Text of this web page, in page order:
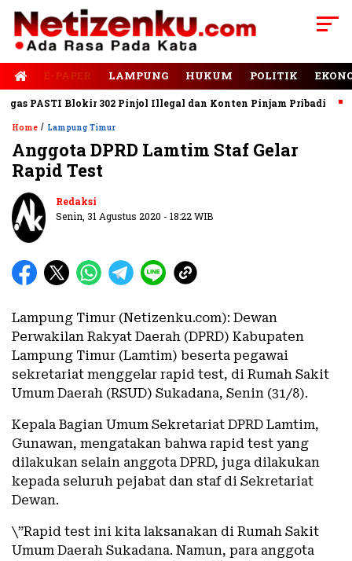
E-PAPER LAMPUNG HUKUM POLITIK
PASTI Blokir 302 Pinjol Illegal dan Konten Pinjam Pribadi
Home / Lampung Timur
Anggota DPRD Lamtim Staf Gelar
Rapid Test
Redaksi
Senin, 31 Agustus 2020 - 18:22 WIB
Lampung Timur (Netizenku.com): Dewan
Perwakilan Rakyat Daerah (DPRD) Kabupaten
Lampung Timur (Lamtim) beserta pegawai
sekretariat menggelar rapid test, di Rumah Sakit
Umum Daerah (RSUD) Sukadana, Senin (31/8).
Kepala Bagian Umum Sekretariat DPRD Lamtim,
Gunawan, mengatakan bahwa rapid test yang
dilakukan selain anggota DPRD, juga dilakukan
kepada seluruh pejabat dan staf di Sekretariat
Dewan.
\”Rapid test ini kita laksanakan di Rumah Sakit
Umum Daerah Sukadana. Namun, para anggota